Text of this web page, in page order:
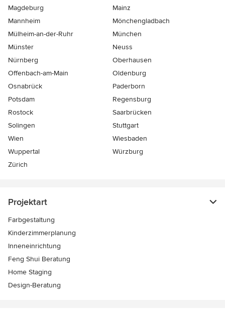
Magdeburg
Mainz
Mannheim
Mönchen­gladbach
Mülheim-an-der-Ruhr
München
Münster
Neuss
Nürnberg
Oberhausen
Offenbach-am-Main
Oldenburg
Osnabrück
Paderborn
Potsdam
Regensburg
Rostock
Saarbrücken
Solingen
Stuttgart
Wien
Wiesbaden
Wuppertal
Würzburg
Zürich
Projektart
Farbgestaltung
Kinderzimmerplanung
Inneneinrichtung
Feng Shui Beratung
Home Staging
Design-Beratung